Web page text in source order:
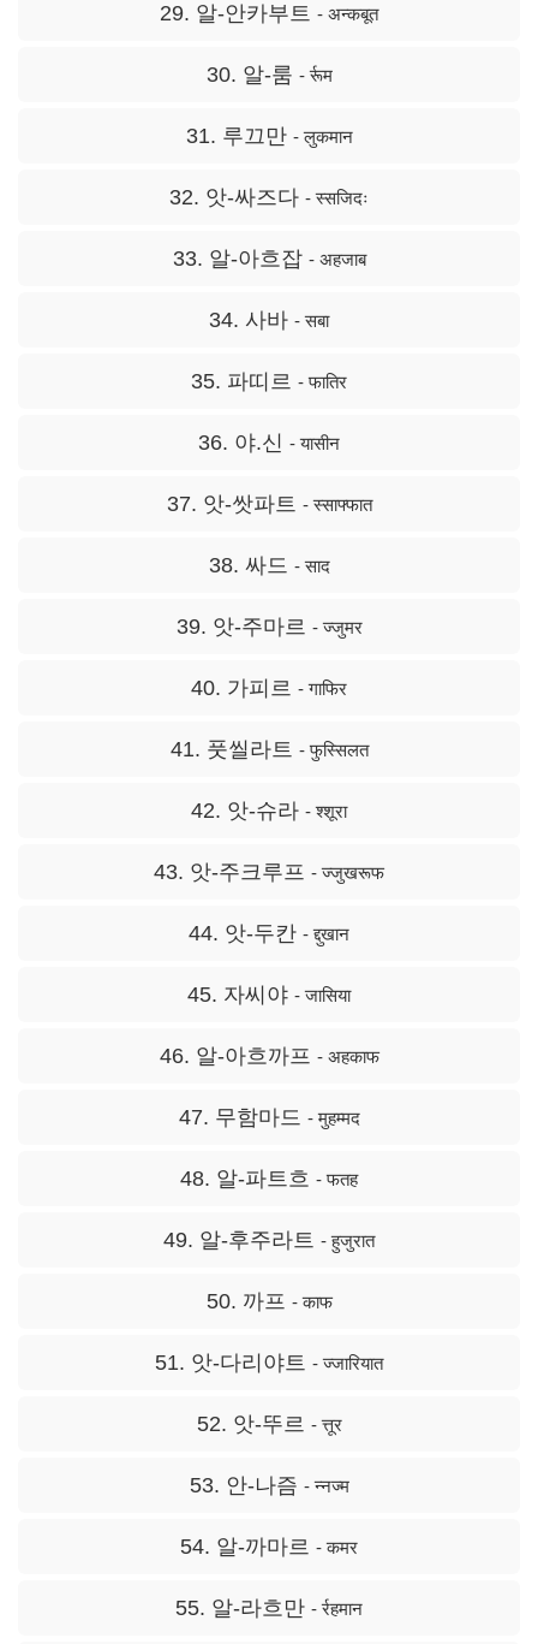
29. 알-안카부트 - अन्कबूत
30. 알-룸 - र्रूम
31. 루끄만 - लुकमान
32. 앗-싸즈다 - स्सजिदः
33. 알-아흐잡 - अहजाब
34. 사바 - सबा
35. 파띠르 - फातिर
36. 야.신 - यासीन
37. 앗-쌋파트 - स्साफ्फात
38. 싸드 - साद
39. 앗-주마르 - ज्जुमर
40. 가피르 - गाफिर
41. 풋씰라트 - फुस्सिलत
42. 앗-슈라 - श्शूरा
43. 앗-주크루프 - ज्जुखरूफ
44. 앗-두칸 - द्दुखान
45. 자씨야 - जासिया
46. 알-아흐까프 - अहकाफ
47. 무함마드 - मुहम्मद
48. 알-파트흐 - फतह
49. 알-후주라트 - हुजुरात
50. 까프 - काफ
51. 앗-다리야트 - ज्जारियात
52. 앗-뚜르 - त्तूर
53. 안-나즘 - न्नज्म
54. 알-까마르 - कमर
55. 알-라흐만 - र्रहमान